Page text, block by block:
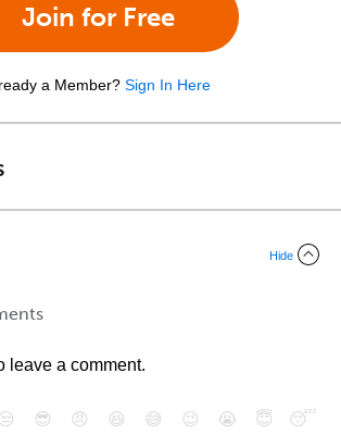
Join for Free
a Member? Sign In Here
Hide
leave a comment.
😒 😎 😠 😆 😅 😉 😭 😇
😴